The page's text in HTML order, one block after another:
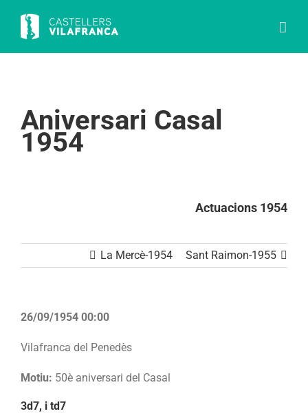
content
Aniversari Casal
1954
Actuacions 1954
La Mercè-1954 Sant Raimon-1955
26/09/1954 00:00
Vilafranca del Penedès
Motiu: 50è aniversari del Casal
3d7, i td7